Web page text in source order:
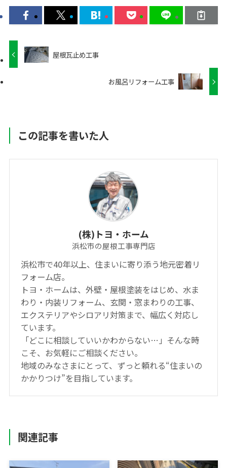
屋根瓦止め工事
お風呂リフォーム工事
この記事を書いた人
(株)トヨ・ホーム
浜松市の屋根工事専門店
浜松市で40年以上、住まいに寄り添う地元密着リ
フォーム店。
トヨ・ホームは、外壁・屋根塗装をはじめ、水ま
わり・内装リフォーム、玄関・窓まわりの工事、
エクステリアやシロアリ対策まで、幅広く対応し
ています。
「どこに相談していいかわからない…」そんな時
こそ、お気軽にご相談ください。
地域のみなさまにとって、ずっと頼れる“住まいの
かかりつけ”を目指しています。
関連記事